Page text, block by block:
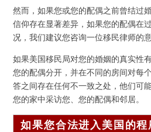
然而，如果您或您的配偶之前曾结过
信仰存在显著差异，如果您的配偶在
况，我们建议您咨询一位移民律师的意
如果美国移民局对您的婚姻的真实性
您的配偶分开，并在不同的房间对每
答之间存在任何不一致之处，他们可
您的家中采访您、您的配偶和邻居。
如果您合法进入美国的程